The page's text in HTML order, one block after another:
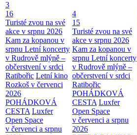
3
16
Turisté zvou na své
akce v srpnu 2026
Kam za kopanou v
srpnu Letní koncerty
v Rudrově mlýně –
občerstvení v srdci
Ratibořic Letní kino
Rozkoš v červenci
2026
POHÁDKOVÁ
CESTA Luxfer
Open Space
v červenci a srpnu
4
15
Turisté zvou na své
akce v srpnu 2026
Kam za kopanou v
srpnu Letní koncerty
v Rudrově mlýně –
občerstvení v srdci
Ratibořic
POHÁDKOVÁ
CESTA Luxfer
Open Space
v červenci a srpnu
2026